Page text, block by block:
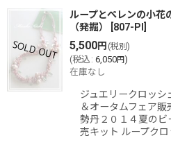
ループとぺレンの小花
（発掘）
807-PI
5,500円 (税別)
(税込 : 6,050円)
在庫なし
ジュエリークロッ
＆オータムフェア
勢丹２０１４夏のビ
売キット ループクロ